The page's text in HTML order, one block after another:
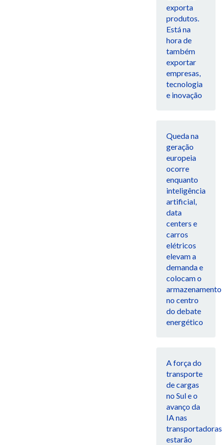
exporta
produtos.
Está na
hora de
também
exportar
empresas,
tecnologia
e inovação
Queda na
geração
europeia
ocorre
enquanto
inteligência
artificial,
data
centers e
carros
elétricos
elevam a
demanda e
colocam o
armazenamento
no centro
do debate
energético
A força do
transporte
de cargas
no Sul e o
avanço da
IA nas
transportadoras
estarão